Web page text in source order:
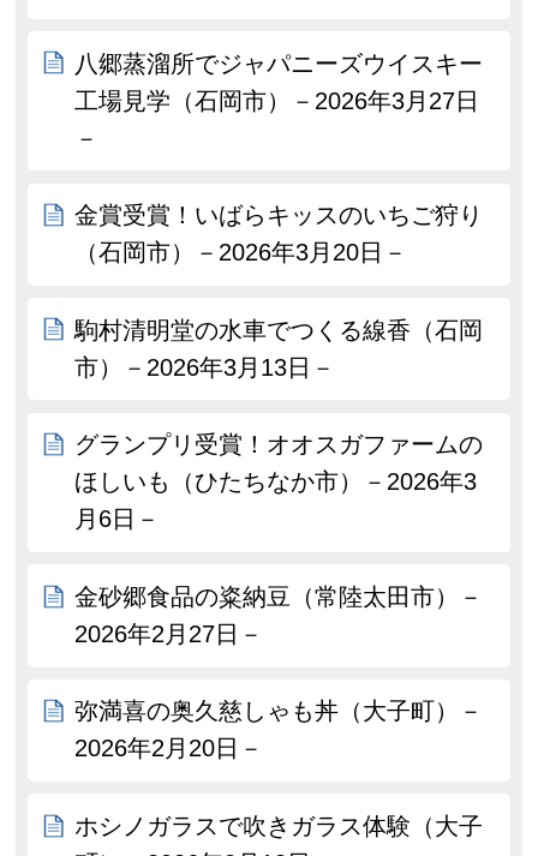
八郷蒸溜所でジャパニーズウイスキー
工場見学（石岡市）－2026年3月27日
－
金賞受賞！いばらキッスのいちご狩り
（石岡市）－2026年3月20日－
駒村清明堂の水車でつくる線香（石岡
市）－2026年3月13日－
グランプリ受賞！オオスガファームの
ほしいも（ひたちなか市）－2026年3
月6日－
金砂郷食品の粢納豆（常陸太田市）－
2026年2月27日－
弥満喜の奥久慈しゃも丼（大子町）－
2026年2月20日－
ホシノガラスで吹きガラス体験（大子